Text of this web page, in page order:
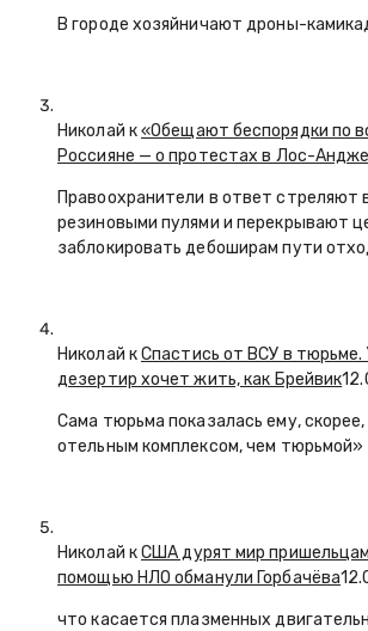
В городе хозяйничают дроны-
Николай к«Обещают беспорядки по
Россияне — о протестах в Лос-
Правоохранители в ответ
резиновыми пулями и перекрывают
заблокировать дебоширам пути
Николай кСпастись от ВСУ в тюрьме.
дезертир хочет жить, как Брейвик
Сама тюрьма показалась ему,
отельным комплексом, чем тюрьмой»
Николай кСША дурят мир
помощью НЛО обманули Горбачёва
что касается плазменных